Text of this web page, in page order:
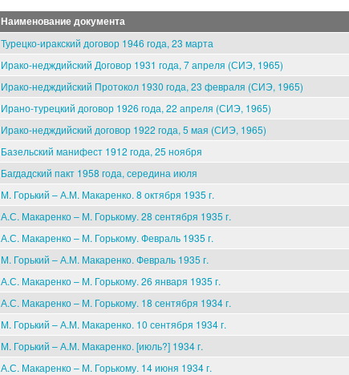
Наименование документа
Турецко-иракский договор 1946 года, 23 марта
Ирако-недждийский Договор 1931 года, 7 апреля (СИЭ, 1965)
Ирако-недждийский Протокол 1930 года, 23 февраля (СИЭ, 1965)
Ирано-турецкий договор 1926 года, 22 апреля (СИЭ, 1965)
Ирако-недждийский договор 1922 года, 5 мая (СИЭ, 1965)
Базельский манифест 1912 года, 25 ноября
Багдадский пакт 1958 года, середина июля
М. Горький – А.М. Макаренко. 8 октября 1935 г.
А.С. Макаренко – М. Горькому. 28 сентября 1935 г.
А.С. Макаренко – М. Горькому. Февраль 1935 г.
М. Горький – А.М. Макаренко. Февраль 1935 г.
А.С. Макаренко – М. Горькому. 26 января 1935 г.
А.С. Макаренко – М. Горькому. 18 сентября 1934 г.
М. Горький – А.М. Макаренко. 10 сентября 1934 г.
М. Горький – А.М. Макаренко. [июль?] 1934 г.
А.С. Макаренко – М. Горькому. 14 июня 1934 г.